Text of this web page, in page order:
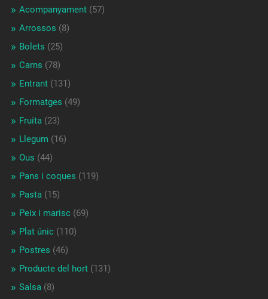
Acompanyament(57)
Arrossos (8)
Bolets (25)
Carns (78)
Entrant(131)
Formatges (49)
Fruita(23)
Llegum (16)
Ous (44)
Pans i coques (119)
Pasta(15)
Peix i marisc(69)
Plat únic(110)
Postres (46)
Producte del hort(131)
Salsa(8)